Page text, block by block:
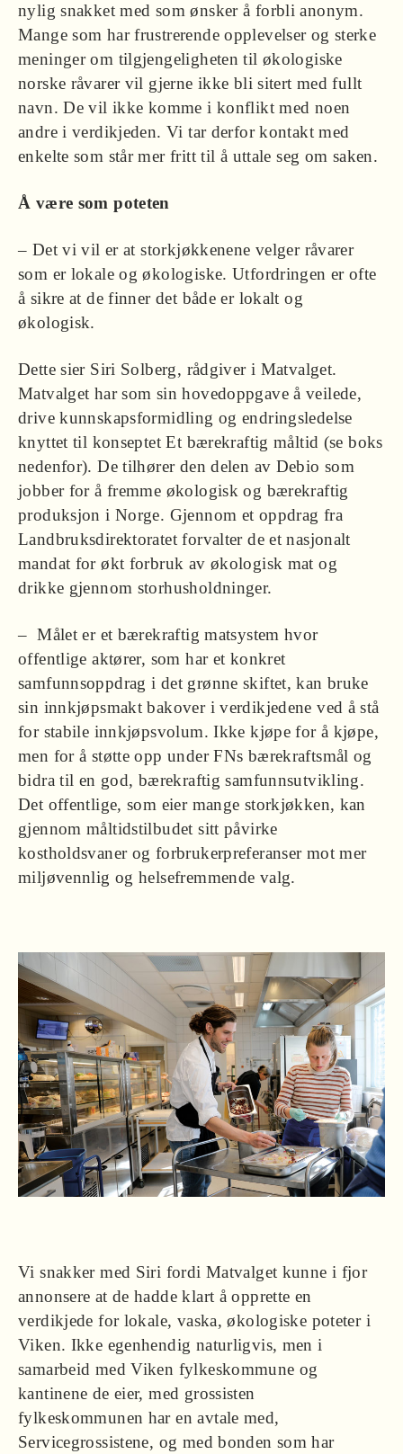
nylig snakket med som ønsker å forbli anonym.
Mange som har frustrerende opplevelser og sterke
meninger om tilgjengeligheten til økologiske
norske råvarer vil gjerne ikke bli sitert med fullt
navn. De vil ikke komme i konflikt med noen
andre i verdikjeden. Vi tar derfor kontakt med
enkelte som står mer fritt til å uttale seg om saken.
Å være som poteten
– Det vi vil er at storkjøkkenene velger råvarer
som er lokale og økologiske. Utfordringen er ofte
å sikre at de finner det både er lokalt og
økologisk.
Dette sier Siri Solberg, rådgiver i Matvalget.
Matvalget har som sin hovedoppgave å veilede,
drive kunnskapsformidling og endringsledelse
knyttet til konseptet Et bærekraftig måltid (se boks
nedenfor). De tilhører den delen av Debio som
jobber for å fremme økologisk og bærekraftig
produksjon i Norge. Gjennom et oppdrag fra
Landbruksdirektoratet forvalter de et nasjonalt
mandat for økt forbruk av økologisk mat og
drikke gjennom storhusholdninger.
– Målet er et bærekraftig matsystem hvor
offentlige aktører, som har et konkret
samfunnsoppdrag i det grønne skiftet, kan bruke
sin innkjøpsmakt bakover i verdikjedene ved å stå
for stabile innkjøpsvolum. Ikke kjøpe for å kjøpe,
men for å støtte opp under FNs bærekraftsmål og
bidra til en god, bærekraftig samfunnsutvikling.
Det offentlige, som eier mange storkjøkken, kan
gjennom måltidstilbudet sitt påvirke
kostholdsvaner og forbrukerpreferanser mot mer
miljøvennlig og helsefremmende valg.
Vi snakker med Siri fordi Matvalget kunne i fjor
annonsere at de hadde klart å opprette en
verdikjede for lokale, vaska, økologiske poteter i
Viken. Ikke egenhendig naturligvis, men i
samarbeid med Viken fylkeskommune og
kantinene de eier, med grossisten
fylkeskommunen har en avtale med,
Servicegrossistene, og med bonden som har